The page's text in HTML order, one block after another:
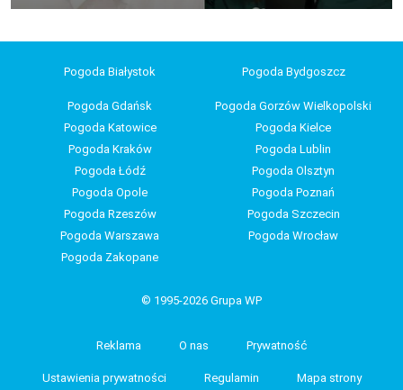
Pogoda Białystok Pogoda Bydgoszcz
Pogoda Gdańsk
Pogoda Gorzów Wielkopolski
Pogoda Katowice
Pogoda Kielce
Pogoda Kraków
Pogoda Lublin
Pogoda Łódź
Pogoda Olsztyn
Pogoda Opole
Pogoda Poznań
Pogoda Rzeszów
Pogoda Szczecin
Pogoda Warszawa
Pogoda Wrocław
Pogoda Zakopane
© 1995-2026 Grupa WP
Reklama O nas Prywatność
Ustawienia prywatności Regulamin Mapa strony